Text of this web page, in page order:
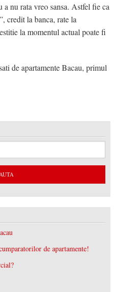
nu rata vreo sansa. Astfel fie ca
credit la banca, rate la
la momentul actual poate fi
de apartamente Bacau, primul
de apartamente!